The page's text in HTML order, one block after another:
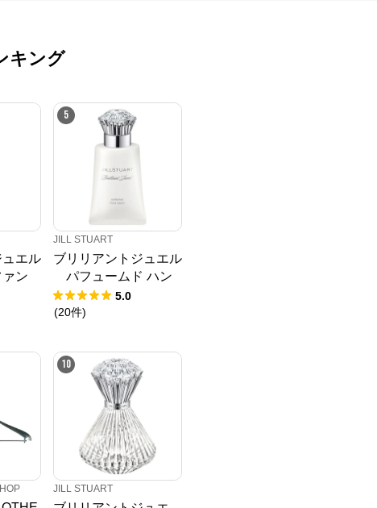
キング
エル
ン
5
JILL STUART
ブリリアントジュエル
パフュームド ハン
ドクリーム5.0
(20件)
10
JILL STUART